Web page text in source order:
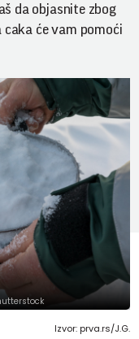
da objasnite zbog
caka će vam pomoći
Izvor: prva.rs/J.G.